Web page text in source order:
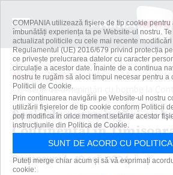
Acasă
Știri
Serie de ameninţări cu bombe la
Serie de ameninţări cu
Continental în
Primanews | 10 sep 2024
COMPANIA utilizează fişiere de tip cookie
îmbunătăți experiența ta pe Website-ul nostru.
actualizat politicile cu cele mai recente
Regulamentul (UE) 2016/679 privind protecția
ce privește prelucrarea datelor cu caracter
circulație a acestor date. Înainte de a continua
nostru te rugăm să aloci timpul necesar pentru a
Politicii de Cookie.
Prin continuarea navigării pe Website-ul nostru
utilizării fişierelor de tip cookie conform Politicii
poți modifica în orice moment setările acestor
instrucțiunile din Politica de Cookie.
SUNT DE ACORD CU
Puteți merge chiar acum și să vă exprimați
cookie: